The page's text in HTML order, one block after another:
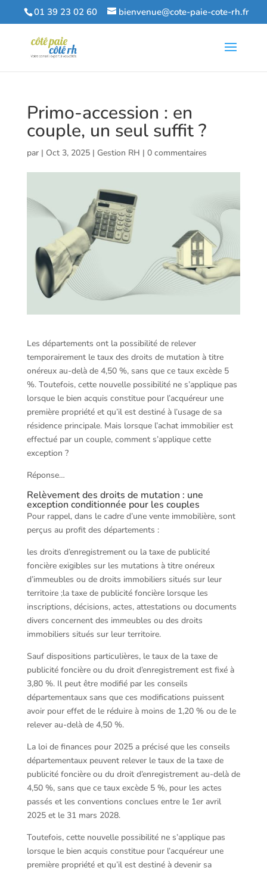
01 39 23 02 60 bienvenue@cote-paie-cote-rh.fr
Primo-accession : en
couple, un seul suffit ?
par | Oct 3, 2025| Gestion RH | 0 commentaires
Les départements ont la possibilité de relever
temporairement le taux des droits de mutation à titre
onéreux au-delà de 4,50 %, sans que ce taux excède 5
%. Toutefois, cette nouvelle possibilité ne s’applique pas
lorsque le bien acquis constitue pour l’acquéreur une
première propriété et qu’il est destiné à l’usage de sa
résidence principale. Mais lorsque l’achat immobilier est
effectué par un couple, comment s’applique cette
exception ?
Réponse…
Relèvement des droits de mutation : une
exception conditionnée pour les couples
Pour rappel, dans le cadre d’une vente immobilière, sont
perçus au profit des départements :
les droits d’enregistrement ou la taxe de publicité
foncière exigibles sur les mutations à titre onéreux
d’immeubles ou de droits immobiliers situés sur leur
territoire ;la taxe de publicité foncière lorsque les
inscriptions, décisions, actes, attestations ou documents
divers concernent des immeubles ou des droits
immobiliers situés sur leur territoire.
Sauf dispositions particulières, le taux de la taxe de
publicité foncière ou du droit d’enregistrement est fixé à
3,80 %. Il peut être modifié par les conseils
départementaux sans que ces modifications puissent
avoir pour effet de le réduire à moins de 1,20 % ou de le
relever au-delà de 4,50 %.
La loi de finances pour 2025 a précisé que les conseils
départementaux peuvent relever le taux de la taxe de
publicité foncière ou du droit d’enregistrement au-delà de
4,50 %, sans que ce taux excède 5 %, pour les actes
passés et les conventions conclues entre le 1er avril
2025 et le 31 mars 2028.
Toutefois, cette nouvelle possibilité ne s’applique pas
lorsque le bien acquis constitue pour l’acquéreur une
première propriété et qu’il est destiné à devenir sa